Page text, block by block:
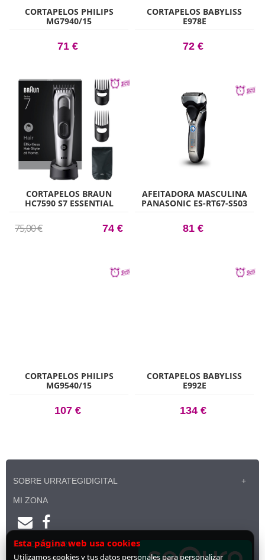
CORTAPELOS PHILIPS
MG7940/15
71 €
CORTAPELOS BABYLISS
E978E
72 €
CORTAPELOS BRAUN
HC7590 S7 ESSENTIAL
75,00 € 74 €
AFEITADORA MASCULINA
PANASONIC ES-RT67-S503
81 €
CORTAPELOS PHILIPS
MG9540/15
107 €
CORTAPELOS BABYLISS
E992E
134 €
SOBRE URRATEGIDIGITAL
MI ZONA
PAGO SEGURO
Esta página web usa cookies
Utilizamos cookies y tus datos personales para personalizar